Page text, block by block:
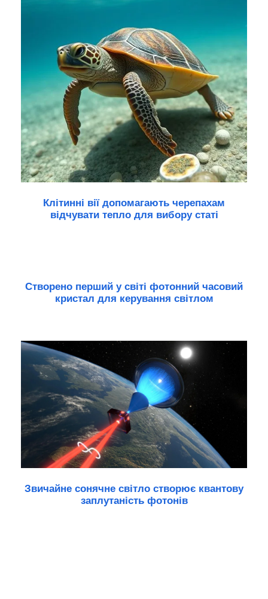
Клітинні вії допомагають черепахам
відчувати тепло для вибору статі
Створено перший у світі фотонний часовий
кристал для керування світлом
Звичайне сонячне світло створює квантову
заплутаність фотонів